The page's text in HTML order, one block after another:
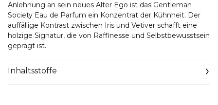
Anlehnung an sein neues Alter Ego ist das Gentleman
Society Eau de Parfum ein Konzentrat der Kühnheit. Der
auffällige Kontrast zwischen Iris und Vetiver schafft eine
holzige Signatur, die von Raffinesse und Selbstbewusstsein
geprägt ist.
Inhaltsstoffe